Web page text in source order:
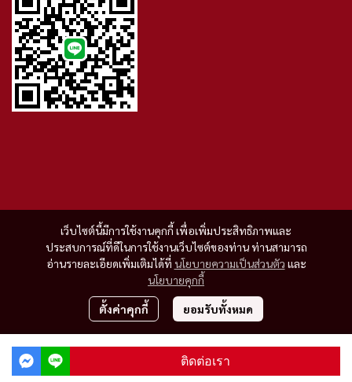
ติดต่อเรา
เว็บไซต์นี้มีการใช้งานคุกกี้ เพื่อเพิ่มประสิทธิภาพและ
ประสบการณ์ที่ดีในการใช้งานเว็บไซต์ของท่าน ท่านสามารถ
อ่านรายละเอียดเพิ่มเติมได้ที่ นโยบายความเป็นส่วนตัว และ
นโยบายคุกกี้
ตั้งค่าคุกกี้ ยอมรับทั้งหมด
Copyright 2023 | All Rights Reserved | Powered by MWE
Powered By MakeWebEasy